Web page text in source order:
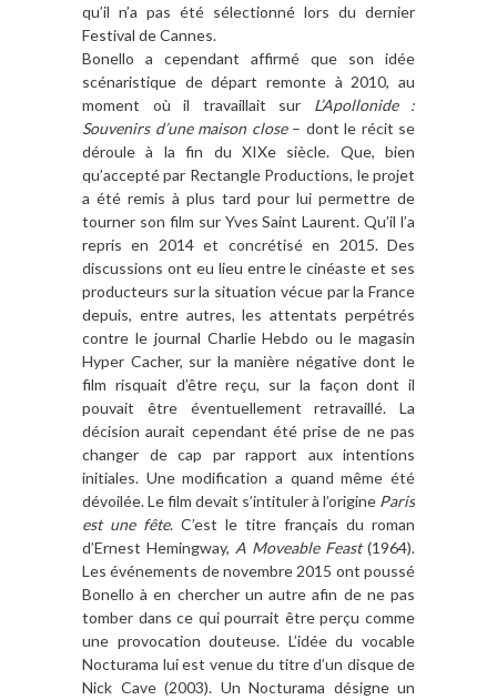
qu’il n’a pas été sélectionné lors du dernier
Festival de Cannes.
Bonello a cependant affirmé que son idée
scénaristique de départ remonte à 2010, au
moment où il travaillait sur L’Apollonide :
Souvenirs d’une maison close– dont le récit se
déroule à la fin du XIXe siècle. Que, bien
qu’accepté par Rectangle Productions, le projet
a été remis à plus tard pour lui permettre de
tourner son film sur Yves Saint Laurent. Qu’il l’a
repris en 2014 et concrétisé en 2015. Des
discussions ont eu lieu entre le cinéaste et ses
producteurs sur la situation vécue par la France
depuis, entre autres, les attentats perpétrés
contre le journal Charlie Hebdo ou le magasin
Hyper Cacher, sur la manière négative dont le
film risquait d’être reçu, sur la façon dont il
pouvait être éventuellement retravaillé. La
décision aurait cependant été prise de ne pas
changer de cap par rapport aux intentions
initiales. Une modification a quand même été
dévoilée. Le film devait s’intituler à l’origine Paris
est une fête. C’est le titre français du roman
d’Ernest Hemingway, A Moveable Feast(1964).
Les événements de novembre 2015 ont poussé
Bonello à en chercher un autre afin de ne pas
tomber dans ce qui pourrait être perçu comme
une provocation douteuse. L’idée du vocable
Nocturama lui est venue du titre d’un disque de
Nick Cave (2003). Un Nocturama désigne un